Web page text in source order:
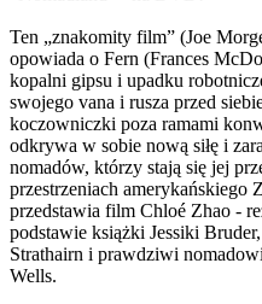
Ten „znakomity film” (Joe
opowiada o Fern (Frances
kopalni gipsu i upadku
swojego vana i rusza przed
koczowniczki poza ramami
odkrywa w sobie nową siłę i
nomadów, którzy stają się jej
przestrzeniach amerykańskiego
przedstawia film Chloé Zhao -
podstawie książki Jessiki
Strathairn i prawdziwi
Wells.